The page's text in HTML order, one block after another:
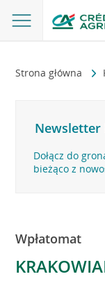
Strona główna
Newsletter
Dołącz do
bieżąco z
Wpłatomat